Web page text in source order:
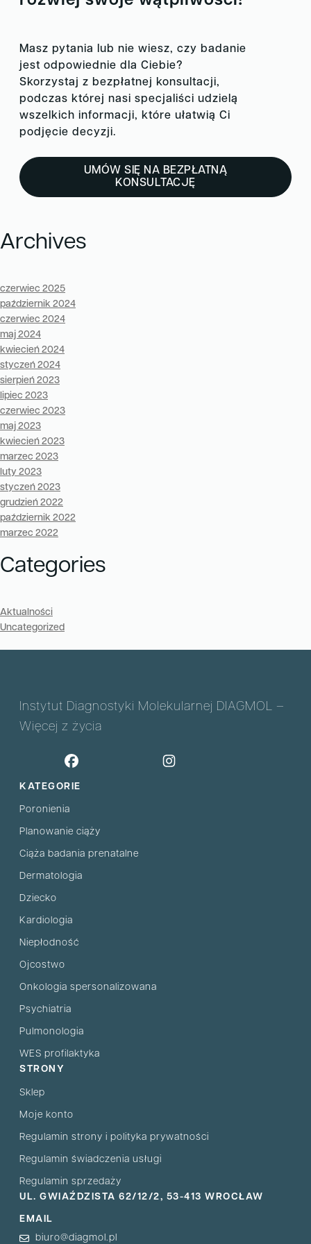
Masz pytania lub nie wiesz, czy badanie
jest odpowiednie dla Ciebie?
Skorzystaj z bezpłatnej konsultacji,
podczas której nasi specjaliści udzielą
wszelkich informacji, które ułatwią Ci
podjęcie decyzji.
UMÓW SIĘ NA BEZPŁATNĄ
KONSULTACJĘ
Archives
czerwiec 2025
październik 2024
czerwiec 2024
maj 2024
kwiecień 2024
styczeń 2024
sierpień 2023
lipiec 2023
czerwiec 2023
maj 2023
kwiecień 2023
marzec 2023
luty 2023
styczeń 2023
grudzień 2022
październik 2022
marzec 2022
Categories
Aktualności
Uncategorized
Instytut Diagnostyki Molekularnej DIAGMOL –
Więcej z życia
KATEGORIE
Poronienia
Planowanie ciąży
Ciąża badania prenatalne
Dermatologia
Dziecko
Kardiologia
Niepłodność
Ojcostwo
Onkologia spersonalizowana
Psychiatria
Pulmonologia
WES profilaktyka
STRONY
Sklep
Moje konto
Regulamin strony i polityka prywatności
Regulamin świadczenia usługi
Regulamin sprzedaży
UL. GWIAŹDZISTA 62/12/2, 53-413 WROCŁAW
EMAIL
biuro@diagmol.pl